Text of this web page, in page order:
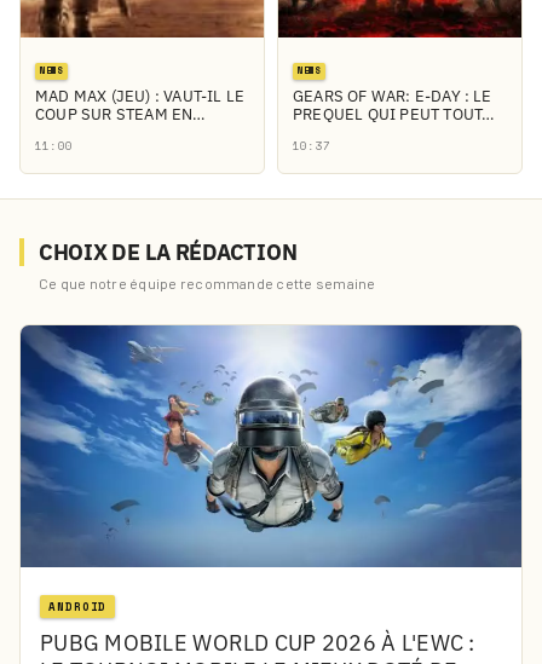
NEWS
MAD MAX (JEU) : VAUT-IL LE
COUP SUR STEAM EN…
11:00
NEWS
GEARS OF WAR: E-DAY : LE
PREQUEL QUI PEUT TOUT…
10:37
CHOIX DE LA RÉDACTION
Ce que notre équipe recommande cette semaine
ANDROID
PUBG MOBILE WORLD CUP 2026 À L'EWC :